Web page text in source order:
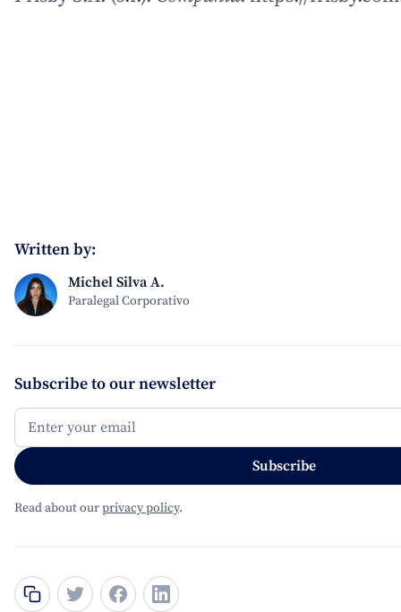
Written by:
Michel Silva A.
Paralegal Corporativo
Subscribe to our newsletter
Read about ourprivacy policy.